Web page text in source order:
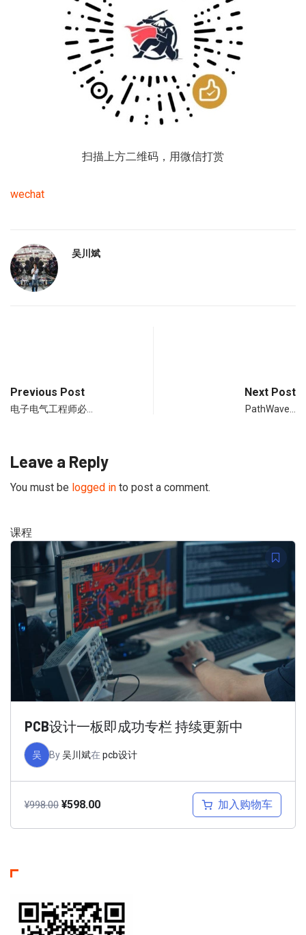
扫描上方二维码，用微信打赏
wechat
吴川斌
Previous Post
电子电气工程师必…
Next Post
PathWave…
Leave a Reply
You must be logged in to post a comment.
课程
PCB设计一板即成功专栏 持续更新中
吴 By吴川斌在 pcb设计
¥998.00 ¥598.00 加入购物车